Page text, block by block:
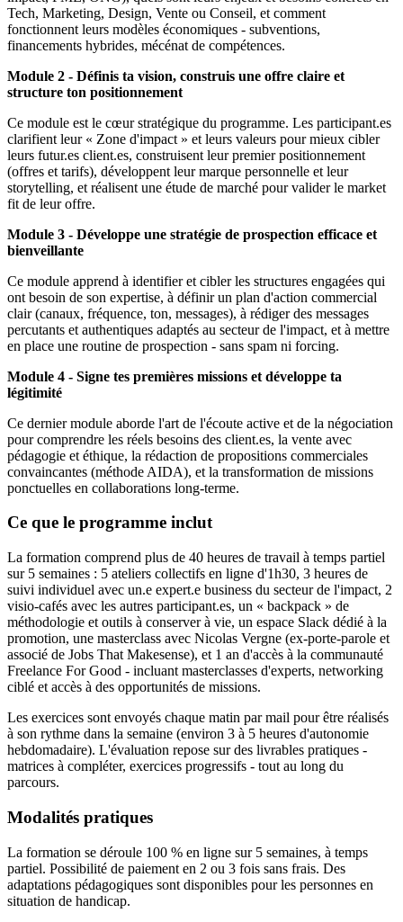
Tech, Marketing, Design, Vente ou Conseil, et comment
fonctionnent leurs modèles économiques - subventions,
financements hybrides, mécénat de compétences.
Module 2 - Définis ta vision, construis une offre claire et
structure ton positionnement
Ce module est le cœur stratégique du programme. Les participant.es
clarifient leur « Zone d'impact » et leurs valeurs pour mieux cibler
leurs futur.es client.es, construisent leur premier positionnement
(offres et tarifs), développent leur marque personnelle et leur
storytelling, et réalisent une étude de marché pour valider le market
fit de leur offre.
Module 3 - Développe une stratégie de prospection efficace et
bienveillante
Ce module apprend à identifier et cibler les structures engagées qui
ont besoin de son expertise, à définir un plan d'action commercial
clair (canaux, fréquence, ton, messages), à rédiger des messages
percutants et authentiques adaptés au secteur de l'impact, et à mettre
en place une routine de prospection - sans spam ni forcing.
Module 4 - Signe tes premières missions et développe ta
légitimité
Ce dernier module aborde l'art de l'écoute active et de la négociation
pour comprendre les réels besoins des client.es, la vente avec
pédagogie et éthique, la rédaction de propositions commerciales
convaincantes (méthode AIDA), et la transformation de missions
ponctuelles en collaborations long-terme.
Ce que le programme inclut
La formation comprend plus de 40 heures de travail à temps partiel
sur 5 semaines : 5 ateliers collectifs en ligne d'1h30, 3 heures de
suivi individuel avec un.e expert.e business du secteur de l'impact, 2
visio-cafés avec les autres participant.es, un « backpack » de
méthodologie et outils à conserver à vie, un espace Slack dédié à la
promotion, une masterclass avec Nicolas Vergne (ex-porte-parole et
associé de Jobs That Makesense), et 1 an d'accès à la communauté
Freelance For Good - incluant masterclasses d'experts, networking
ciblé et accès à des opportunités de missions.
Les exercices sont envoyés chaque matin par mail pour être réalisés
à son rythme dans la semaine (environ 3 à 5 heures d'autonomie
hebdomadaire). L'évaluation repose sur des livrables pratiques -
matrices à compléter, exercices progressifs - tout au long du
parcours.
Modalités pratiques
La formation se déroule 100 % en ligne sur 5 semaines, à temps
partiel. Possibilité de paiement en 2 ou 3 fois sans frais. Des
adaptations pédagogiques sont disponibles pour les personnes en
situation de handicap.